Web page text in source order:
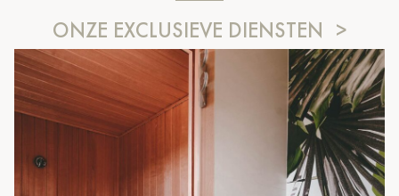
ONZE EXCLUSIEVE DIENSTEN